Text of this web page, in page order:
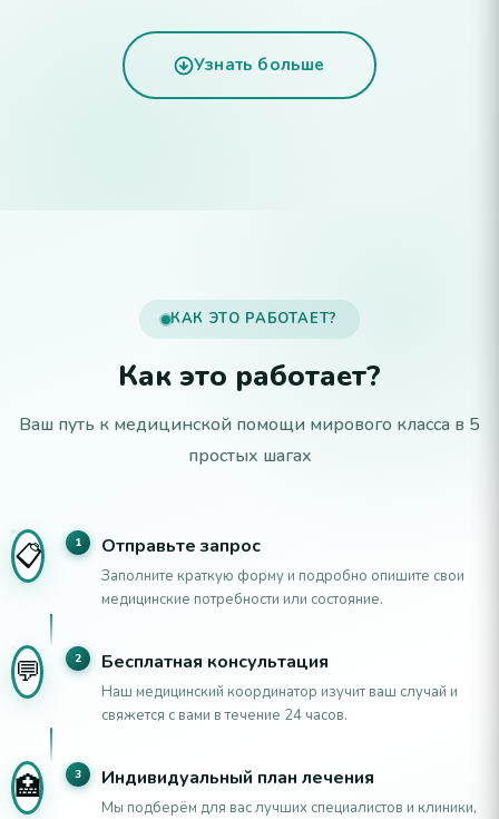
Узнать больше
КАК ЭТО РАБОТАЕТ?
Как это работает?
Ваш путь к медицинской помощи мирового класса в 5
простых шагах
📋 1 Отправьте запрос
Заполните краткую форму и подробно опишите свои
медицинские потребности или состояние.
💬 2 Бесплатная консультация
Наш медицинский координатор изучит ваш случай и
свяжется с вами в течение 24 часов.
🏥 3 Индивидуальный план лечения
Мы подберём для вас лучших специалистов и клиники,